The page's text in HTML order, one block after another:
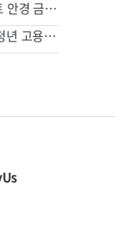
몰래 찍힐라…영국 식당·극장 '스마트 안경 금지' 확산
상반기 취업자 10.8만명 증가에도…청년 고용은 44개월째 뒷걸음